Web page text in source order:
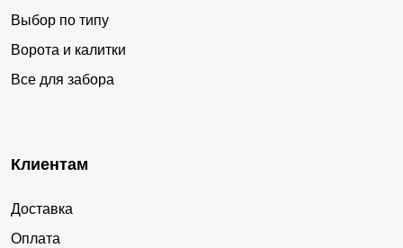
Выбор по типу
Ворота и калитки
Все для забора
Клиентам
Доставка
Оплата